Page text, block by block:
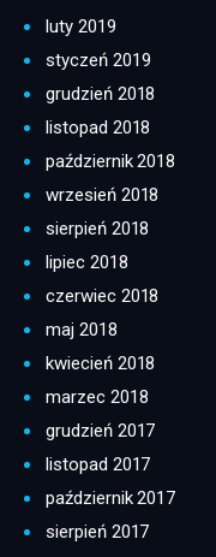
luty 2019
styczeń 2019
grudzień 2018
listopad 2018
październik 2018
wrzesień 2018
sierpień 2018
lipiec 2018
czerwiec 2018
maj 2018
kwiecień 2018
marzec 2018
grudzień 2017
listopad 2017
październik 2017
sierpień 2017